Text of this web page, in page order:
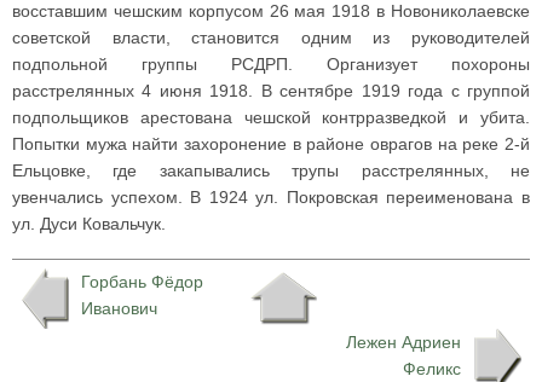
восставшим чешским корпусом 26 мая 1918 в Новониколаевске
советской власти, становится одним из руководителей
подпольной группы РСДРП. Организует похороны
расстрелянных 4 июня 1918. В сентябре 1919 года с группой
подпольщиков арестована чешской контрразведкой и убита.
Попытки мужа найти захоронение в районе оврагов на реке 2-й
Ельцовке, где закапывались трупы расстрелянных, не
увенчались успехом. В 1924 ул. Покровская переименована в
ул. Дуси Ковальчук.
Горбань Фёдор
Иванович
Лежен Адриен
Феликс